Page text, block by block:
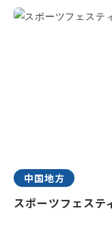
中国地方
スポーツフェス